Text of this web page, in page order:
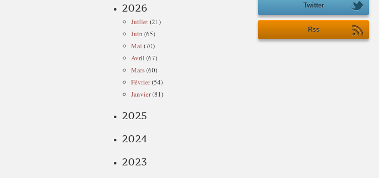
2026
Juillet(21)
Juin (65)
Mai (70)
Avril (67)
Mars(60)
Février(54)
Janvier(81)
2025
2024
2023
Twitter
Rss